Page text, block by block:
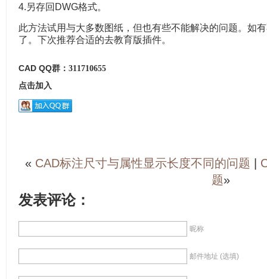
4.另存回DWG格式。
此方法试用与大多数图纸，但也有些不能解决的问题。如
了。下次推荐合适的去教育版插件。
CAD QQ群： 311710655
点击加入
« CAD标注尺寸与属性显示长度不同的问题
题»
发表评论：
昵称
邮件地址 (选填)